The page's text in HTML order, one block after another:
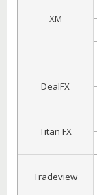
XM
DealFX
Titan FX
Tradeview